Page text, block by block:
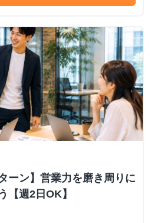
ーン】営業力を磨き周りに
【週2日OK】